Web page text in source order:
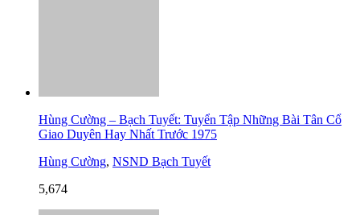
Hùng Cường – Bạch Tuyết: Tuyển Tập Những Bài Tân Cổ
Giao Duyên Hay Nhất Trước 1975
Hùng Cường, NSND Bạch Tuyết
5,674